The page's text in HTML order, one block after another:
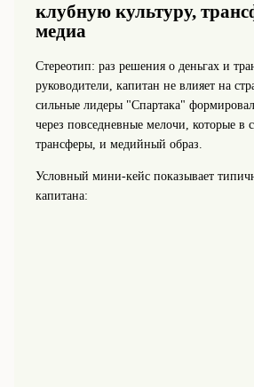
клубную культуру,
медиа
Стереотип: раз решения о деньгах и
руководители, капитан не влияет на
сильные лидеры "Спартака"
через повседневные мелочи, которые в
трансферы, и медийный образ.
Условный мини-кейс показывает
капитана: